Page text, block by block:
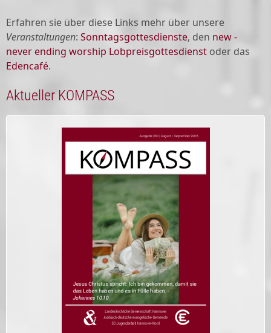
Erfahren sie über diese Links mehr über unsere
Veranstaltungen: Sonntagsgottesdienste, den new -
never ending worship Lobpreisgottesdienst oder das
Edencafé.
Aktueller KOMPASS